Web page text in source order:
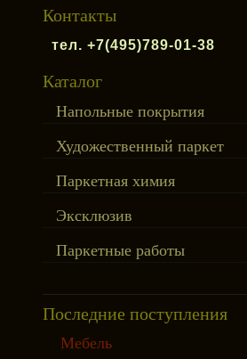
Контакты
тел. +7(495)789-01-38
Каталог
Напольные покрытия
Художественный паркет
Паркетная химия
Эксклюзив
Паркетные работы
Последние поступления
Мебель